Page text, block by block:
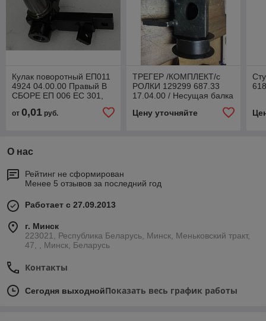
Кулак поворотный ЕП011
4924 04.00.00 Правый В
СБОРЕ ЕП 006 ЕС 301,
от 0,01 руб.
ТРЕГЕР /КОМПЛЕКТ/с
РОЛКИ 129299 687.33
17.04.00 / Несущая балка
в сборе 687.33 17.04.00
Цену уточняйте
О нас
Рейтинг не сформирован
Менее 5 отзывов за последний год
Работает с 27.09.2013
г. Минск
223021, Республика Беларусь, Минск, Меньковский тракт,
47, , Минск, Беларусь
Контакты
Сегодня выходнойПоказать весь график работы